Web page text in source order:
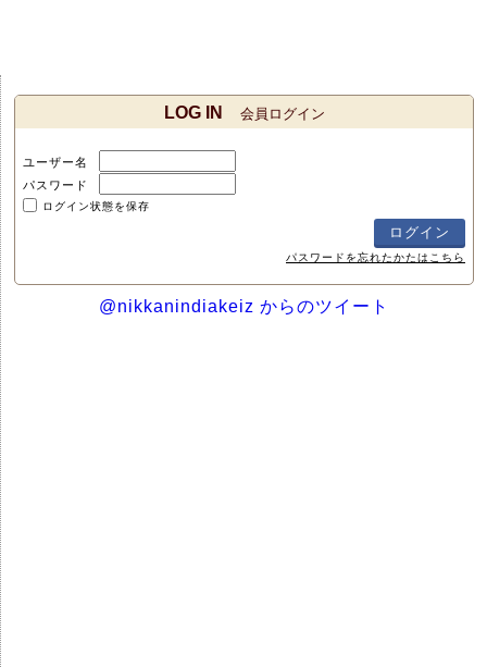
LOG IN 会員ログイン
ユーザー名
パスワード
ログイン状態を保存
パスワードを忘れたかたはこちら
@nikkanindiakeiz からのツイート